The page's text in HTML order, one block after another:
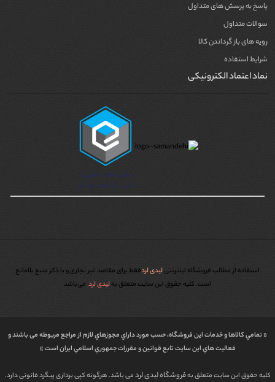
پاسخ به پرسش های متداول
سوالات متداول
رویه های باز گرداندن کالا
شرایط استفاده
نماد اعتماد الکترونیکی
استفاده از مطالب فروشگاه اینترنتیلیدی لردفقط برای مقاصد غیر تجاری و با ذکر منبع بلامانع
است. کليه حقوق اين سايت متعلق بهلیدی لرد می‌باشد
« تمامي كالاها و خدمات اين فروشگاه، حسب مورد داراي مجوزهاي لازم از مراجع مربوطه می باشند و
فعاليت هاي اين سايت تابع قوانين و مقررات جمهوري اسلامي ايران است »
کلیه حقوق این سایت متعلق بهفروشگاه لیدی لردمی باشد. هرگونه کپی برداری پیگرد قانونی دارد.